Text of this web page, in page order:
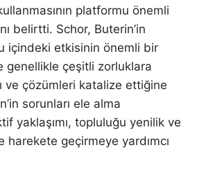
platformu önemli
belirtti. Schor, Buterin’in
içindeki etkisinin önemli bir
genellikle çeşitli zorluklara
ve çözümleri katalize ettiğine
sorunları ele alma
yaklaşımı, topluluğu yenilik ve
harekete geçirmeye yardımcı